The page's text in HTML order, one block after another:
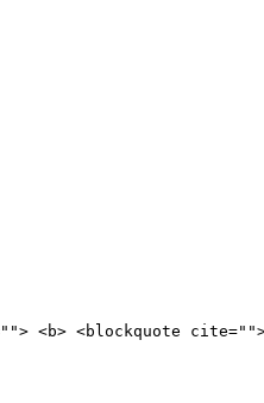
<blockquote cite="">